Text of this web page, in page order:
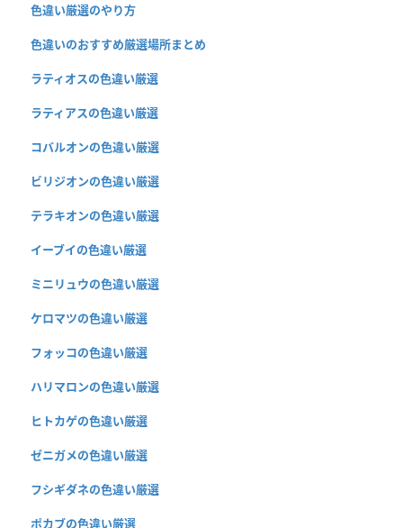
色違い厳選のやり方
色違いのおすすめ厳選場所まとめ
ラティオスの色違い厳選
ラティアスの色違い厳選
コバルオンの色違い厳選
ビリジオンの色違い厳選
テラキオンの色違い厳選
イーブイの色違い厳選
ミニリュウの色違い厳選
ケロマツの色違い厳選
フォッコの色違い厳選
ハリマロンの色違い厳選
ヒトカゲの色違い厳選
ゼニガメの色違い厳選
フシギダネの色違い厳選
ポカブの色違い厳選